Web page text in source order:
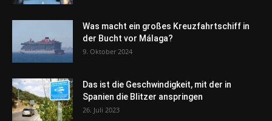
Was macht ein großes Kreuzfahrtschiff in
der Bucht vor Málaga?
9. Oktober 2024
Das ist die Geschwindigkeit, mit der in
Spanien die Blitzer anspringen
26. Juli 2023